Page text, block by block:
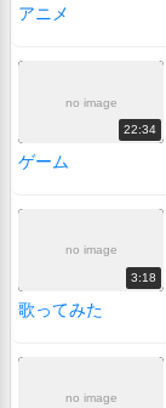
アニメ
no image
22:34
ゲーム
no image
3:18
歌ってみた
no image